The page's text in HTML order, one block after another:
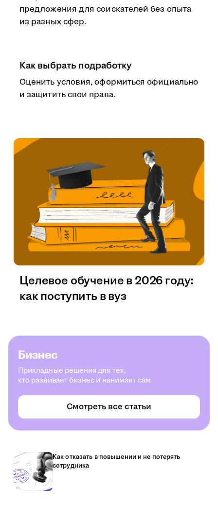
предложения для соискателей без опыта
из разных сфер.
Как выбрать подработку
Оценить условия, оформиться официально
и защитить свои права.
Целевое обучение в 2026 году:
как поступить в вуз
Бизнес
Прикладные решения для тех,
кто развивает бизнес и нанимает сам
Смотреть все статьи
Как отказать в повышении и не потерять
сотрудника